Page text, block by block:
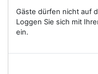
Gäste dürfen nicht auf
Loggen Sie sich mit
ein.